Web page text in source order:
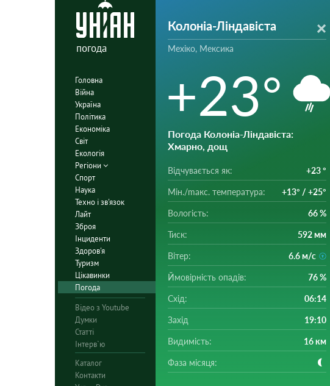
погода
Головна
Війна
Україна
Політика
Економіка
Світ
Екологія
Регіони
Спорт
Наука
Техно і зв'язок
Лайт
Зброя
Інциденти
Здоров'я
Туризм
Цікавинки
Погода
Відео з Youtube
Думки
Статті
Інтерв`ю
Каталог
Контакти
Колоніа-Ліндавіста
Мехіко, Мексика
+23°
Погода Колоніа-Ліндавіста:
Хмарно, дощ
Відчувається як: +23 °
Мін./mакс. температура: +13° / +25°
Вологість: 66 %
Тиск: 592 мм
Вітер: 6.6 м/с
Ймовірність опадів: 76 %
Схід: 06:14
Захід 19:10
Видимість: 16 км
Фаза місяця: